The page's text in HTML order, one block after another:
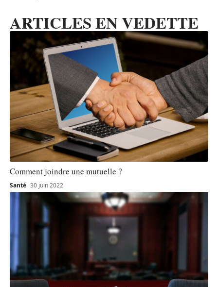
ARTICLES EN VEDETTE
Comment joindre une mutuelle ?
Santé 30 juin 2022